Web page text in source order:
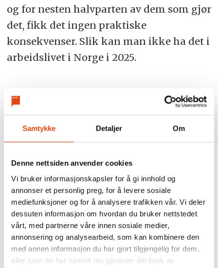
Samtykke Detaljer Om
Denne nettsiden anvender cookies
Vi bruker informasjonskapsler for å gi innhold og
annonser et personlig preg, for å levere sosiale
mediefunksjoner og for å analysere trafikken vår. Vi deler
dessuten informasjon om hvordan du bruker nettstedet
vårt, med partnerne våre innen sosiale medier,
annonsering og analysearbeid, som kan kombinere den
med annen informasjon du har gjort tilgjengelig for dem,
eller som de har samlet inn gjennom din bruk av
og for nesten halvparten av dem som gjør
det, fikk det ingen praktiske
konsekvenser. Slik kan man ikke ha det i
arbeidslivet i Norge i 2025.
SEKSUELL TRAKASSERING
TRAKASSERINGSBAROMETERET
ARBEIDSMILJØ
NYHETER